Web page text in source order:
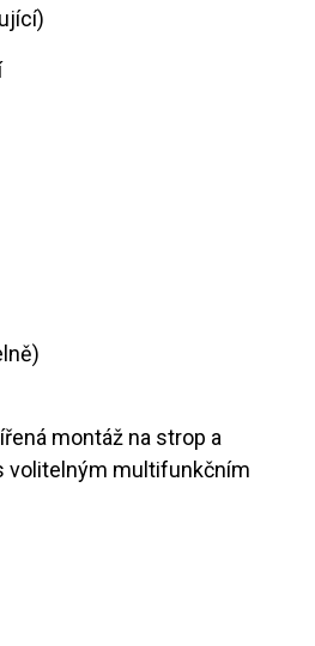
montáž na strop a
volitelným multifunkčním